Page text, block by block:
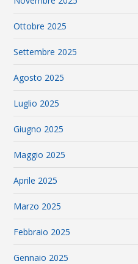
Ottobre 2025
Settembre 2025
Agosto 2025
Luglio 2025
Giugno 2025
Maggio 2025
Aprile 2025
Marzo 2025
Febbraio 2025
Gennaio 2025